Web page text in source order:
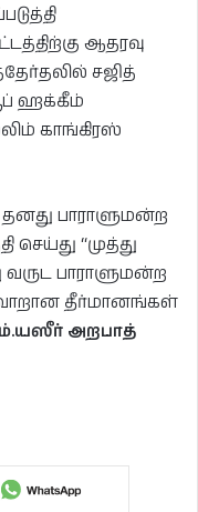
ஆதரவு
சஜித்
ஹக்கீம்
காங்கிரஸ்
தனது பாராளுமன்ற
செய்து “முத்து
வருட பாராளுமன்ற
தீர்மானங்கள்
அறபாத்